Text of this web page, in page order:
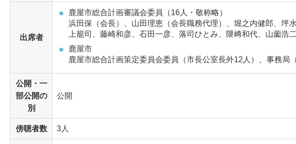
出席者
鹿屋市総合計画審議会委員（16人・敬称略）
浜田保（会長）、山田理恵（会長職務代理）、堀之内健郎、坪
上籠司、藤崎和彦、石田一彦、落司ひとみ、隈﨑和代、山薗浩
鹿屋市
鹿屋市総合計画策定委員会委員（市長公室長外12人）、事務局
公開・一
部公開の
別
公開
傍聴者数 3人